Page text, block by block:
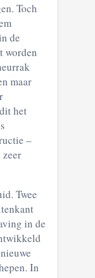
Toch
de
worden
maar
het
–
zeer
Twee
in de
In